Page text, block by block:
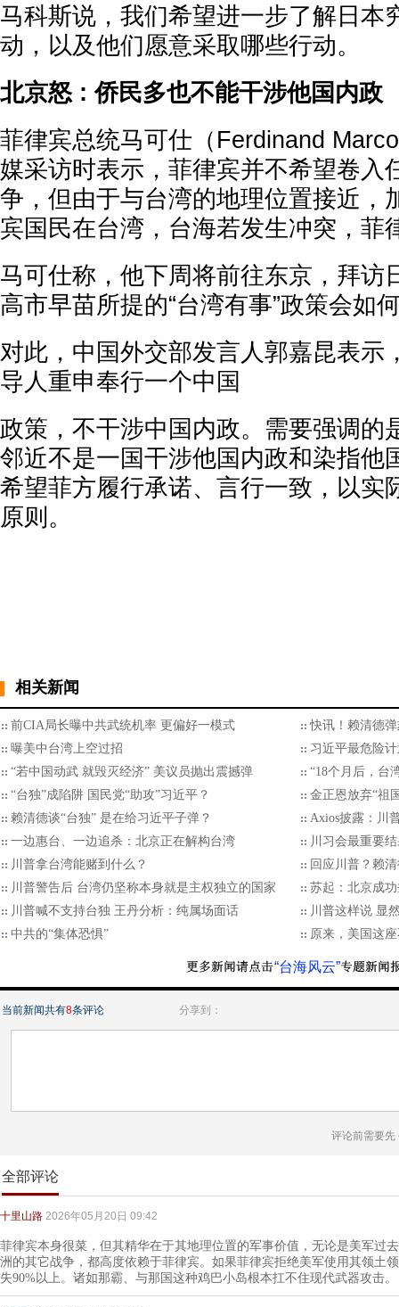
马科斯说，我们希望进一步了解日本
动，以及他们愿意采取哪些行动。
北京怒 : 侨民多也不能干涉他国内政
菲律宾总统马可仕（Ferdinand
媒采访时表示，菲律宾并不希望卷入
争，但由于与台湾的地理位置接近，
宾国民在台湾，台海若发生冲突，菲
马可仕称，他下周将前往东京，拜访
高市早苗所提的“台湾有事”政策会如
对此，中国外交部发言人郭嘉昆表示
导人重申奉行一个中国
政策，不干涉中国内政。需要强调的
邻近不是一国干涉他国内政和染指他
希望菲方履行承诺、言行一致，以实
原则。
相关新闻
前CIA局长曝中共武统机率 更偏好一模式
快讯！赖清德
曝美中台湾上空过招
习近平最危险
“若中国动武 就毁灭经济” 美议员抛出震撼弹
“18个月后，台
“台独”成陷阱 国民党“助攻”习近平？
金正恩放弃“祖
赖清德谈“台独” 是在给习近平子弹？
Axios披露：川
一边惠台、一边追杀：北京正在解构台湾
川习会最重要
川普拿台湾能赌到什么？
回应川普？赖
川普警告后 台湾仍坚称本身就是主权独立的国家
苏起：北京成
川普喊不支持台独 王丹分析：纯属场面话
川普这样说 显
中共的“集体恐惧”
原来，美国这
“台海风云”
当前新闻共有8条评论 分享到：
评论前需要先
全部评论
十里山路 2026年05月20日 09:42
菲律宾本身很菜，但其精华在于其地理位置的军事价值，无论是美军过
洲的其它战争，都高度依赖于菲律宾。如果菲律宾拒绝美军使用其领土
失90%以上。诸如那霸、与那国这种鸡巴小岛根本扛不住现代武器攻击。